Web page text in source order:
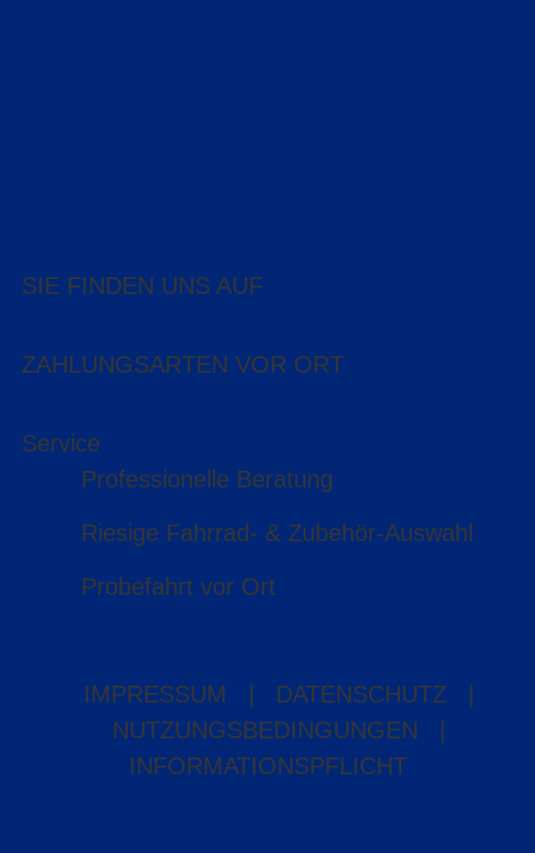
SIE FINDEN UNS AUF
ZAHLUNGSARTEN VOR ORT
Service
Professionelle Beratung
Riesige Fahrrad- & Zubehör-Auswahl
Probefahrt vor Ort
IMPRESSUM DATENSCHUTZ
NUTZUNGSBEDINGUNGEN
INFORMATIONSPFLICHT